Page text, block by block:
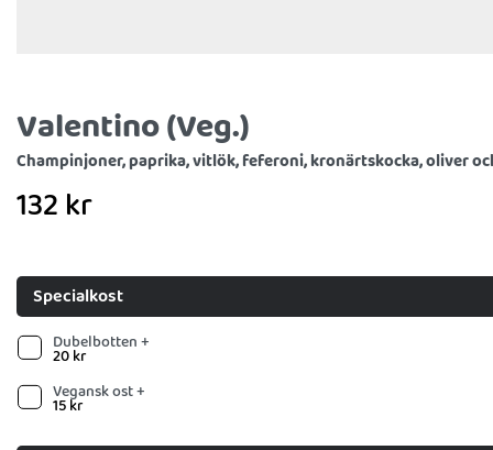
Valentino (Veg.)
Champinjoner, paprika, vitlök, feferoni, kronärtskocka, oliver
132 kr
Specialkost
Dubelbotten +
20kr
Vegansk ost +
15kr